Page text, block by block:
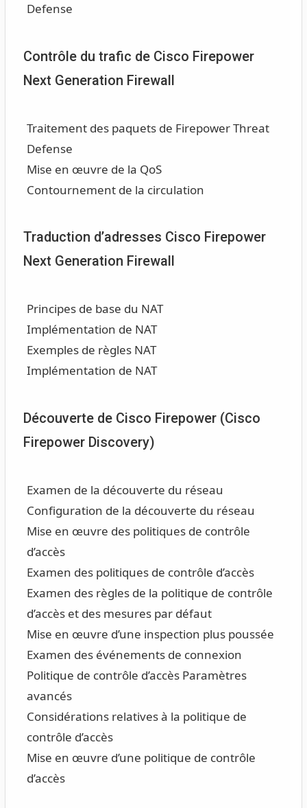
Defense
Contrôle du trafic de Cisco Firepower
Next Generation Firewall
Traitement des paquets de Firepower Threat
Defense
Mise en œuvre de la QoS
Contournement de la circulation
Traduction d’adresses Cisco Firepower
Next Generation Firewall
Principes de base du NAT
Implémentation de NAT
Exemples de règles NAT
Implémentation de NAT
Découverte de Cisco Firepower (Cisco
Firepower Discovery)
Examen de la découverte du réseau
Configuration de la découverte du réseau
Mise en œuvre des politiques de contrôle
d’accès
Examen des politiques de contrôle d’accès
Examen des règles de la politique de contrôle
d’accès et des mesures par défaut
Mise en œuvre d’une inspection plus poussée
Examen des événements de connexion
Politique de contrôle d’accès Paramètres
avancés
Considérations relatives à la politique de
contrôle d’accès
Mise en œuvre d’une politique de contrôle
d’accès